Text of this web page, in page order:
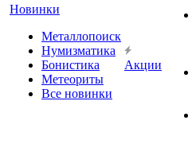
Новинки
Металлопоиск
Нумизматика
Бонистика
Метеориты
Все новинки
Акции